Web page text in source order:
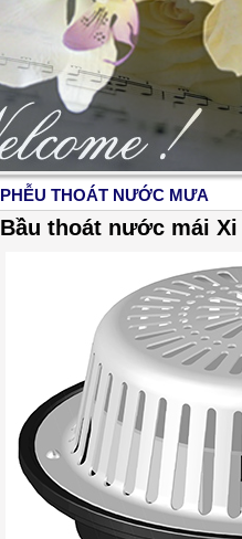
2/17
PHỄU THOÁT NƯỚC MƯA
Bầu thoát nước mái Xi